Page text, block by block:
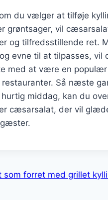
du vælger at tilføje
grøntsager, vil
og tilfredsstillende ret.
evne til at tilpasses, vil
med at være en populær
restauranter. Så næste
middag, kan du
cæsarsalat, der vil
forret med grillet